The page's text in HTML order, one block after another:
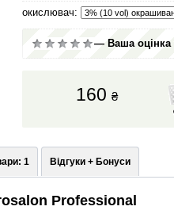
окислювач:
— Ваша оцінка
160 ₴
1 Відгуки + Бонуси
Professional